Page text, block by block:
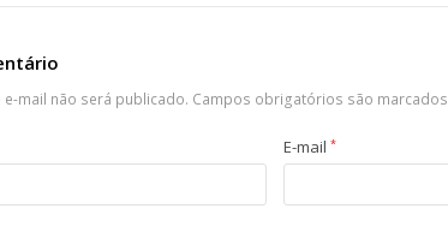
mail não será publicado. Campos obrigatórios são
E-mail *